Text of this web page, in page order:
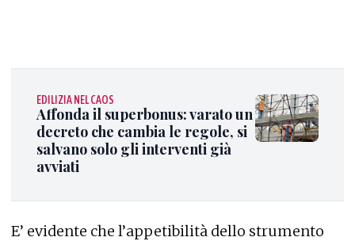
EDILIZIA NEL CAOS
Affonda il superbonus: varato un
decreto che cambia le regole, si
salvano solo gli interventi già
avviati
E’ evidente che l’appetibilità dello strumento